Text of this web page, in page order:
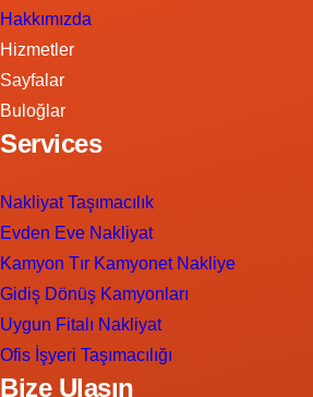
Hakkımızda
Hizmetler
Sayfalar
Buloğlar
Services
Nakliyat Taşımacılık
Evden Eve Nakliyat
Kamyon Tır Kamyonet Nakliye
Gidiş Dönüş Kamyonları
Uygun Fitalı Nakliyat
Ofis İşyeri Taşımacılığı
Bize Ulaşın